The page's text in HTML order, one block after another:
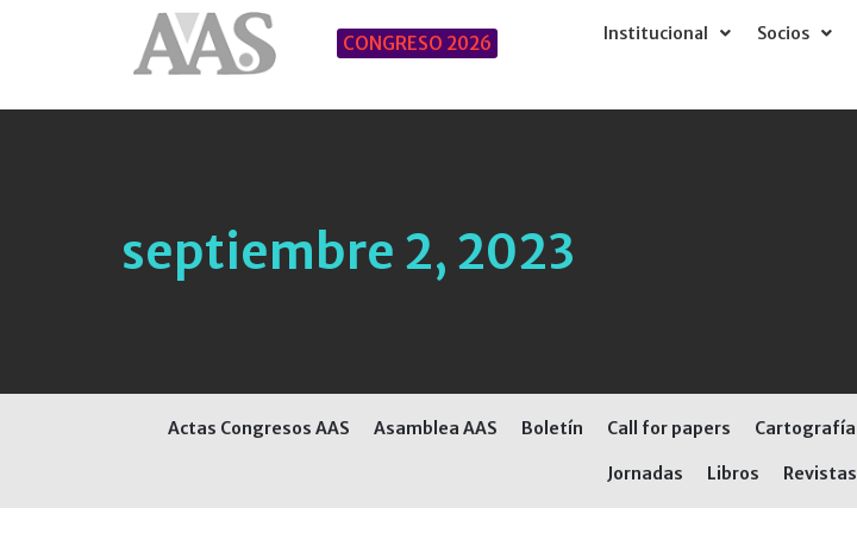
CONGRESO 2026 Institucional Socios
septiembre 2, 2023
Actas Congresos AAS Asamblea AAS Boletín Call for papers Cartografía
Jornadas Libros Revistas